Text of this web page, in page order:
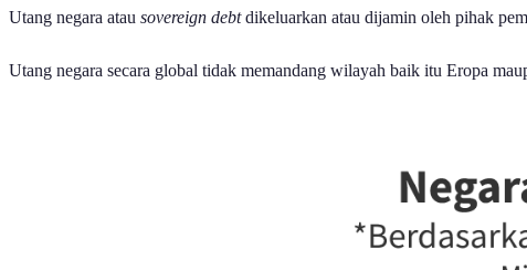
Utang negara atau sovereign debtdikeluarkan atau dijamin oleh pihak
Utang negara secara global tidak memandang wilayah baik itu Eropa